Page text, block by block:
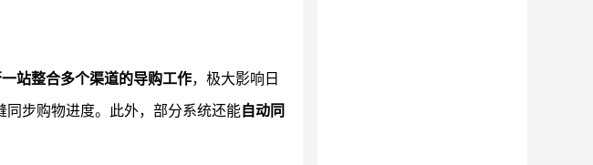
站整合多个渠道的导购工作，极大影响日
步购物进度。此外，部分系统还能自动同